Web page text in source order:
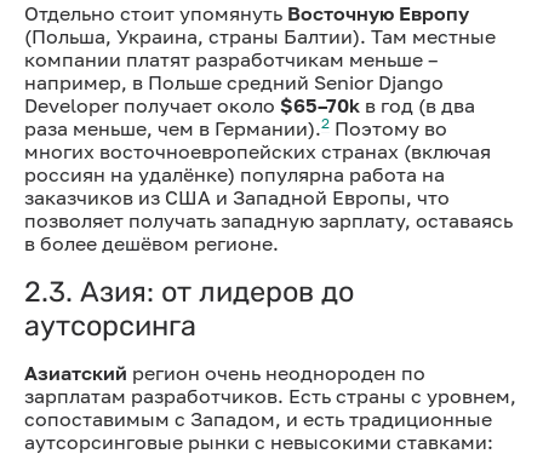
Отдельно стоит упомянуть Восточную Европу
(Польша, Украина, страны Балтии). Там местные
компании платят разработчикам меньше –
например, в Польше средний Senior Django
Developer получает около $65–70k в год (в два
раза меньше, чем в Германии).2 Поэтому во
многих восточноевропейских странах (включая
россиян на удалёнке) популярна работа на
заказчиков из США и Западной Европы, что
позволяет получать западную зарплату, оставаясь
в более дешёвом регионе.
2.3. Азия: от лидеров до
аутсорсинга
Азиатский регион очень неоднороден по
зарплатам разработчиков. Есть страны с уровнем,
сопоставимым с Западом, и есть традиционные
аутсорсинговые рынки с невысокими ставками: